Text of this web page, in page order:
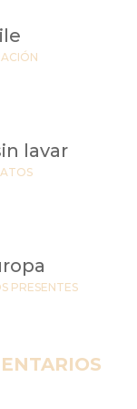
lavar
PRESENTES